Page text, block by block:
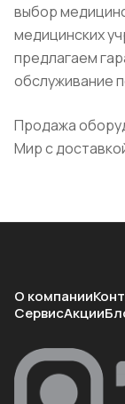
выбор
медицинских
предлагаем
обслуживание
Продажа
Мир с
О компании
СервисАкции